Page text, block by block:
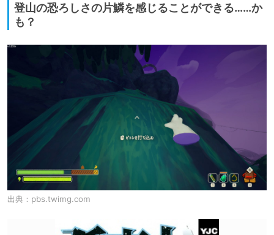
登山の恐ろしさの片鱗を感じることができる……か
も？
出典： pbs.twimg.com